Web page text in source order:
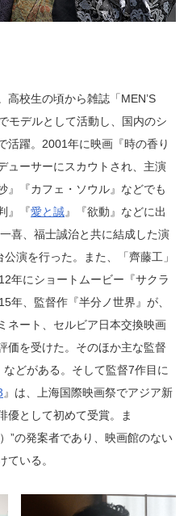
高校生の頃から雑誌「MEN’S
モデルとして活動し、国内のシ
活躍。2001年に映画『時の香り
ューサーにスカウトされ、主演
』『カフェ・ソウル』などでも
』『愛と誠』『欲動』などに出
喜、福士誠治と共に結成した演
演を行った。また、「齊藤工」
年にショートムービー『サクラ
年、監督作『半分ノ世界』が、
ネート、セルビア日本交換映画
価を受けた。そのほか主な監督
どがある。そして監督7作目に
』は、上海国際映画祭でアジア新
優として初めて受賞。ま
”の発案者であり、映画館のない
ている。